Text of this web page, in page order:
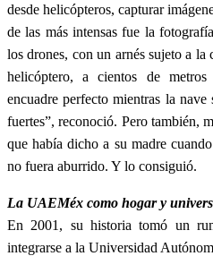
desde helicópteros, capturar
de las más intensas fue la
los drones, con un arnés sujeto a
helicóptero, a cientos de
encuadre perfecto mientras la
fuertes”, reconoció. Pero también,
que había dicho a su madre
no fuera aburrido. Y lo consiguió.
La UAEMéx como hogar y
En 2001, su historia tomó un
integrarse a la Universidad